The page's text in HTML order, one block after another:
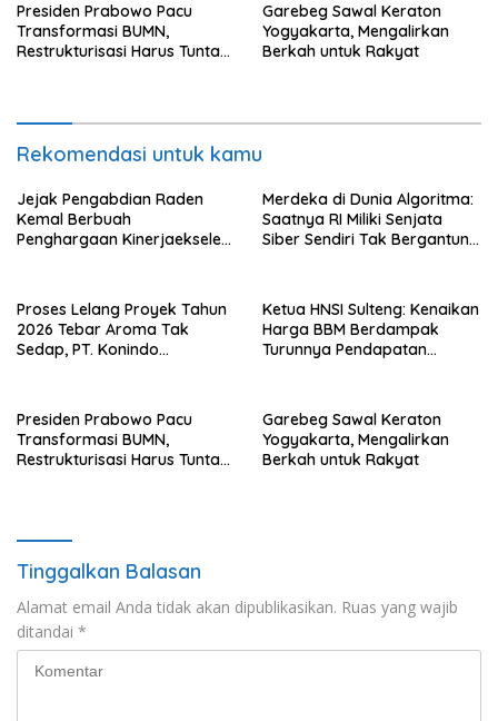
Presiden Prabowo Pacu
Transformasi BUMN,
Restrukturisasi Harus Tuntas
Garebeg Sawal Keraton
Yogyakarta, Mengalirkan
Berkah untuk Rakyat
Rekomendasi untuk kamu
Jejak Pengabdian Raden
Kemal Berbuah
Penghargaan Kinerjaekselen
Merdeka di Dunia Algoritma:
Saatnya RI Miliki Senjata
Siber Sendiri Tak Bergantung
Proses Lelang Proyek Tahun
2026 Tebar Aroma Tak
Sedap, PT. Konindo
Ketua HNSI Sulteng: Kenaikan
Harga BBM Berdampak
Turunnya Pendapatan
Presiden Prabowo Pacu
Transformasi BUMN,
Restrukturisasi Harus Tuntas
Garebeg Sawal Keraton
Yogyakarta, Mengalirkan
Berkah untuk Rakyat
Tinggalkan Balasan
Alamat email Anda tidak akan dipublikasikan. Ruas yang wajib
ditandai *